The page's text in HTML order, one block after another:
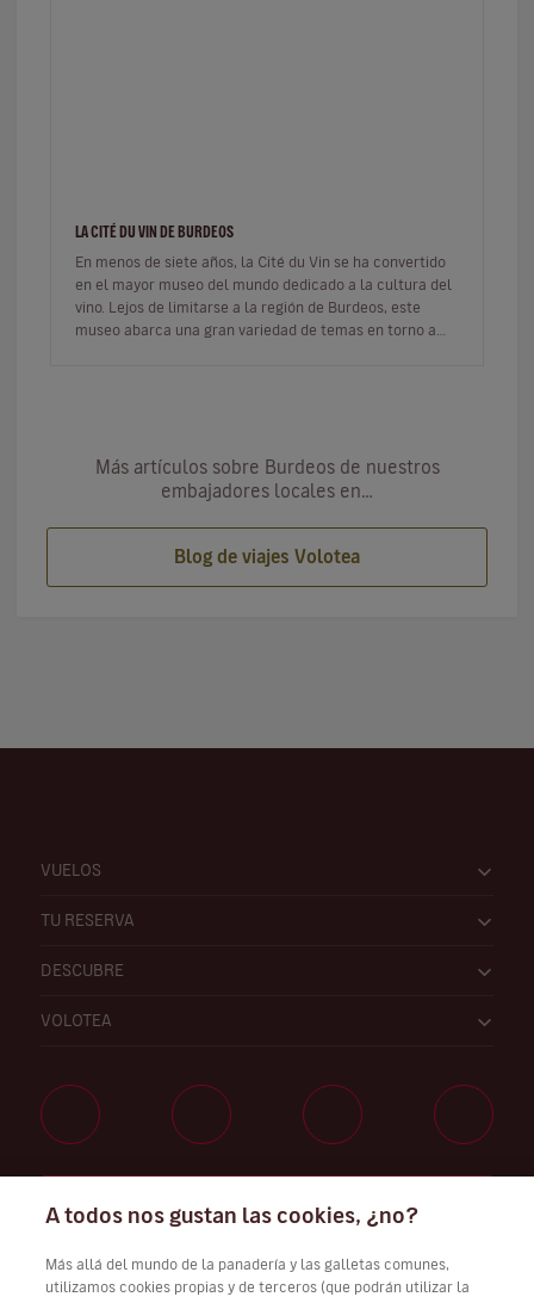
LA CITÉ DU VIN DE BURDEOS
En menos de siete años, la Cité du Vin se ha convertido
en el mayor museo del mundo dedicado a la cultura del
vino. Lejos de limitarse a la región de Burdeos, este
museo abarca una gran variedad de temas en torno a
Más artículos sobre Burdeos de nuestros
embajadores locales en…
Blog de viajes Volotea
VUELOS
TU RESERVA
DESCUBRE
VOLOTEA
A todos nos gustan las cookies, ¿no?
Más allá del mundo de la panadería y las galletas comunes,
utilizamos cookies propias y de terceros (que podrán utilizar la